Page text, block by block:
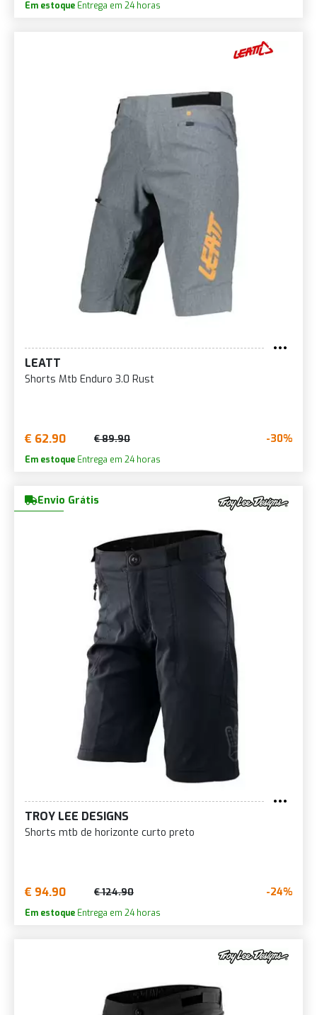
Em estoque Entrega em 24 horas
LEATT
Shorts Mtb Enduro 3.0 Rust
€ 62.90 € 89.90 -30%
Em estoque Entrega em 24 horas
Envio Grátis
TROY LEE DESIGNS
Shorts mtb de horizonte curto preto
€ 94.90 € 124.90 -24%
Em estoque Entrega em 24 horas